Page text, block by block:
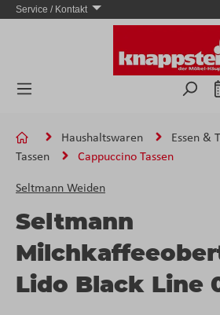
Zum Hauptinhalt springen
Service / Kontakt
Haushaltswaren
Essen &
Tassen
Cappuccino Tassen
Seltmann Weiden
Seltmann
Lido Black Line